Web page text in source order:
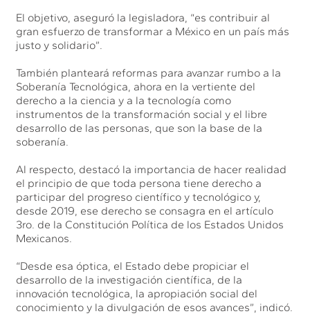
El objetivo, aseguró la legisladora, “es contribuir al
gran esfuerzo de transformar a México en un país más
justo y solidario”.
También planteará reformas para avanzar rumbo a la
Soberanía Tecnológica, ahora en la vertiente del
derecho a la ciencia y a la tecnología como
instrumentos de la transformación social y el libre
desarrollo de las personas, que son la base de la
soberanía.
Al respecto, destacó la importancia de hacer realidad
el principio de que toda persona tiene derecho a
participar del progreso científico y tecnológico y,
desde 2019, ese derecho se consagra en el artículo
3ro. de la Constitución Política de los Estados Unidos
Mexicanos.
“Desde esa óptica, el Estado debe propiciar el
desarrollo de la investigación científica, de la
innovación tecnológica, la apropiación social del
conocimiento y la divulgación de esos avances”, indicó.